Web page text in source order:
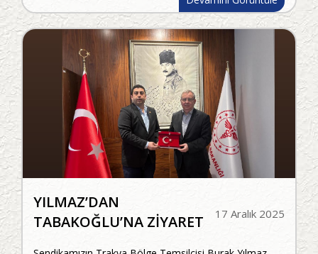
17 Aralık 2025
YILMAZ’DAN
TABAKOĞLU’NA ZİYARET